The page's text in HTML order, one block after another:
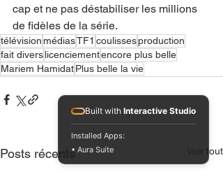
cap et ne pas déstabiliser les millions
de fidèles de la série.
télévision médiasTF1 coulissesproduction
fait diverslicenciementencore plus belle
Mariem HamidatPlus belle la vie
Posts récents Voir tout
Built with Interactive Studio
Installed Apps:
• Aura Suite